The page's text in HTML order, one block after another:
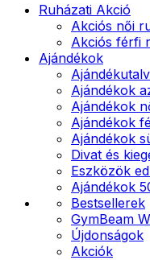
Ruházati Akció
Akciós női
Akciós férfi
Ajándékok
Ajándékok
Ajándékok
Ajándékok
Ajándékok
Divat és
Eszközök
Ajándékok
Bestsellerek
GymBeam
Újdonságok
Akciók